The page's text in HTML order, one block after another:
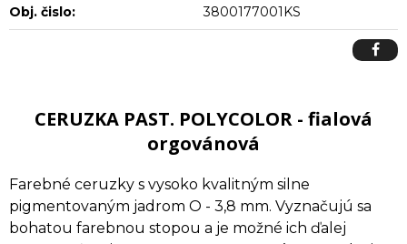
Obj. čislo: 3800177001KS
CERUZKA PAST. POLYCOLOR - fialová
orgovánová
Farebné ceruzky s vysoko kvalitným silne
pigmentovaným jadrom O - 3,8 mm. Vyznačujú sa
bohatou farebnou stopou a je možné ich ďalej